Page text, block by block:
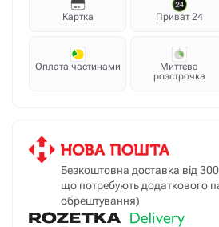
Картка Приват 24
Оплата частинами
Миттєва
розстрочка
Безкоштовна доставка від
що потребують додаткового
обрештування)